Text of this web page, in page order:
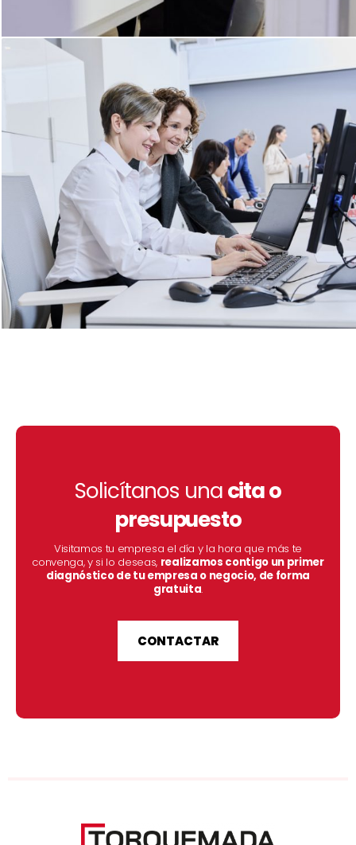
Solicítanos unacita o
presupuesto
Visitamos tu empresa el día y la hora que más te
convenga, y si lo deseas, realizamos contigo un primer
diagnóstico de tu empresa o negocio, de forma
gratuita.
CONTACTAR